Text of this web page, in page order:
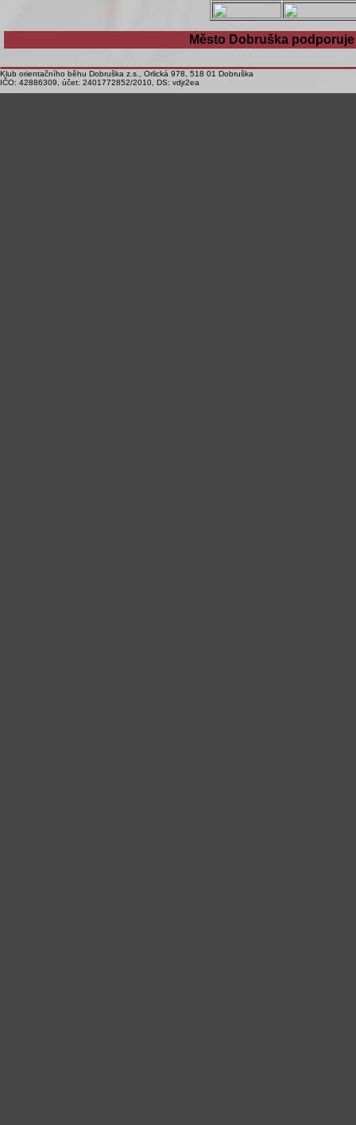
Město Dobruška
Klub orientačního běhu Dobruška z.s., Orlická 978, 518 01 Dobruška
IČO: 42886309, účet: 2401772852/2010, DS: vdjr2ea